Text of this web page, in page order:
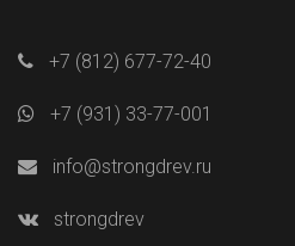
+7 (812) 677-72-40
+7 (931) 33-77-001
info@strongdrev.ru
strongdrev